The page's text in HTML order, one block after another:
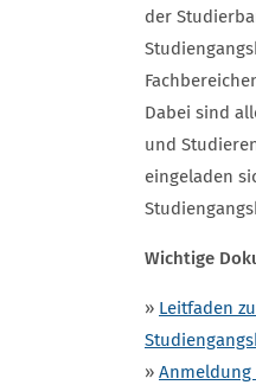
der
Dabei sind
und
eingeladen
Wichtige
» Leitfaden
»